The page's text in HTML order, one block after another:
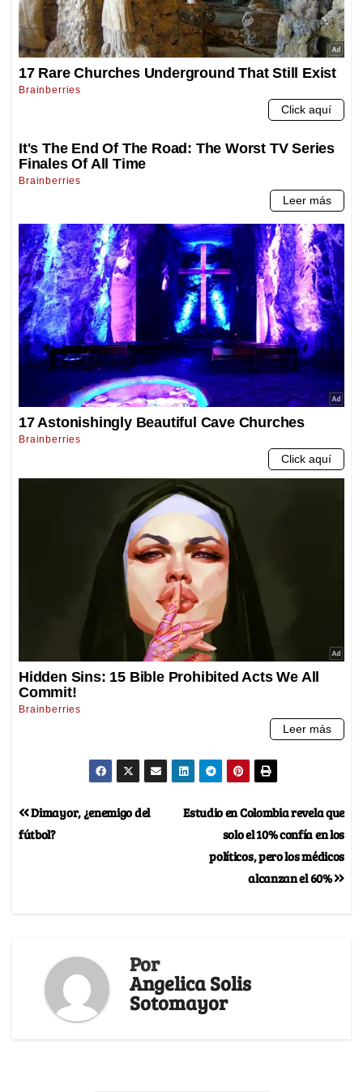
Estudio en Colombia revela que
solo el 10% confía en los
políticos, pero los médicos
alcanzan el 60%
Dimayor, ¿enemigo del
fútbol?
Por
Angelica Solis
Sotomayor